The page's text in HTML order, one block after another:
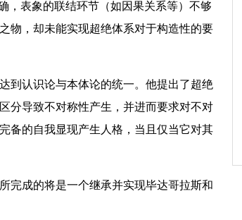
，表象的联结环节（如因果关系等）不够
物，却未能实现超绝体系对于构造性的要
认识论与本体论的统一。他提出了超绝
分导致不对称性产生，并进而要求对不对
备的自我显现产生人格，当且仅当它对其
成的将是一个继承并实现毕达哥拉斯和